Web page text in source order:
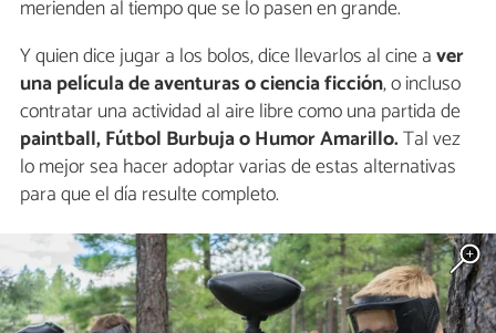
merienden al tiempo que se lo pasen en grande.
Y quien dice jugar a los bolos, dice llevarlos al cine aver
una película de aventuras o ciencia ficción, o incluso
contratar una actividad al aire libre como una partida de
paintball, Fútbol Burbuja o Humor Amarillo.Tal vez
lo mejor sea hacer adoptar varias de estas alternativas
para que el día resulte completo.